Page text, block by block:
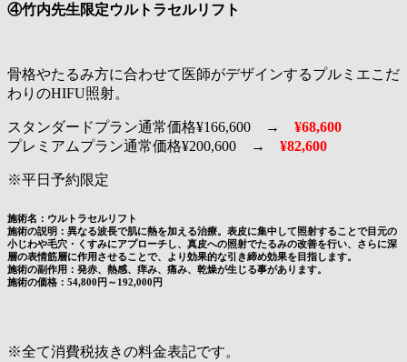
④竹内先生限定ウルトラセルリフト
骨格やたるみ方に合わせて医師がデザインするプルミエこだ
わりのHIFU照射。
スタンダードプラン通常価格¥166,600 → ¥68,600
プレミアムプラン通常価格¥200,600 → ¥82,600
※平日予約限定
施術名：ウルトラセルリフト
施術の説明：異なる波長で肌に熱を加える治療。表皮に集中して照射することで目元の
小じわや毛穴・くすみにアプローチし、真皮への照射でたるみの改善を行い、さらに深
層の表情筋層に作用させることで、より効果的な引き締め効果を目指します。
施術の副作用：発赤、熱感、痒み、痛み、乾燥が生じる事があります。
施術の価格：54,800円～192,000円
※全て消費税抜きの料金表記です。